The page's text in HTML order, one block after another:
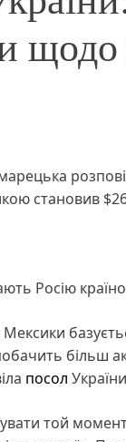
щодо
становив
Росію
більш
посол
той момент,